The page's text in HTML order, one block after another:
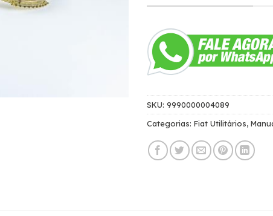
SKU: 9990000004089
Categorias: Fiat Utilitários,